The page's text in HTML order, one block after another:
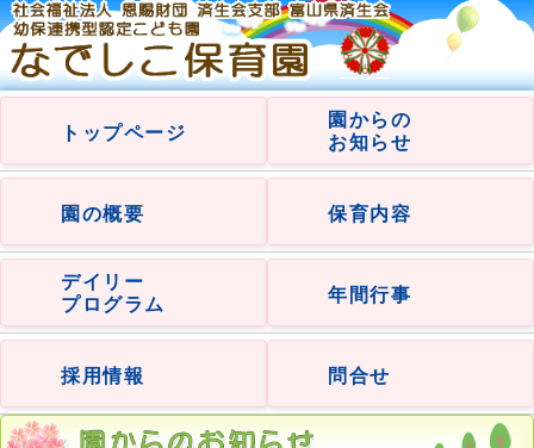
トップページ
園からの
お知らせ
園の概要 保育内容
デイリー
プログラム
年間行事
採用情報 問合せ